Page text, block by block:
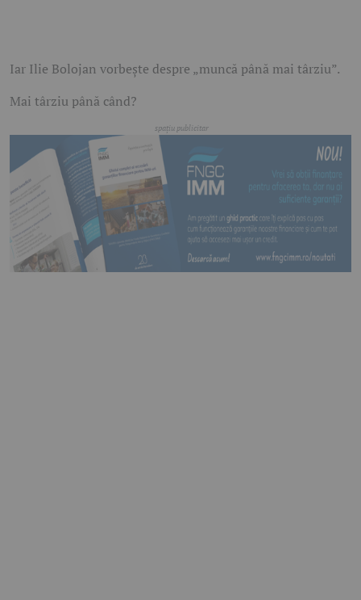
Iar Ilie Bolojan vorbește despre „muncă până mai târziu”.
Mai târziu până când?